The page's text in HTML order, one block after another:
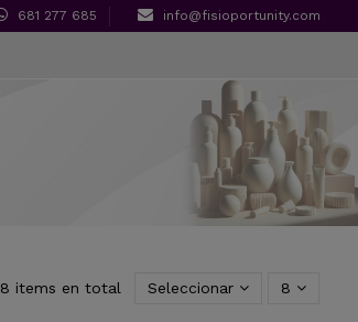
681 277 685 info@fisioportunity.com
8 items en total Seleccionar 8